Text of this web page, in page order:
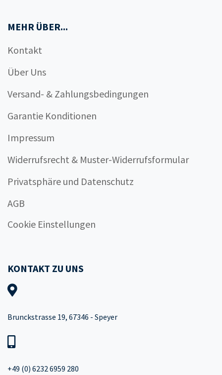
MEHR ÜBER...
Kontakt
Über Uns
Versand- & Zahlungsbedingungen
Garantie Konditionen
Impressum
Widerrufsrecht & Muster-Widerrufsformular
Privatsphäre und Datenschutz
AGB
Cookie Einstellungen
KONTAKT ZU UNS
Brunckstrasse 19, 67346 - Speyer
+49 (0) 6232 6959 280